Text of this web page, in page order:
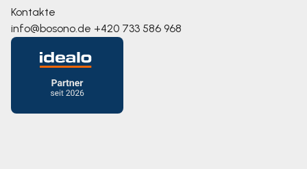
Kontakte
info@bosono.de +420 733 586 968